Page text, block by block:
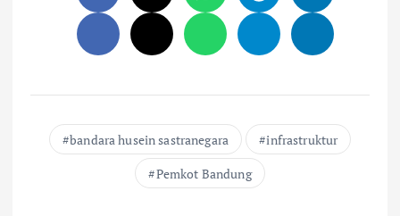
bandara husein sastranegara
infrastruktur
Pemkot Bandung